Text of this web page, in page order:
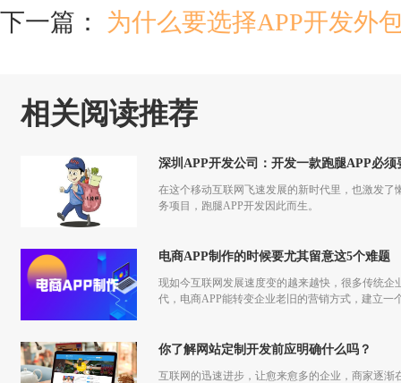
下一篇： 为什么要选择APP开发外
相关阅读推荐
深圳APP开发公司：开发一款跑腿APP必须
在这个移动互联网飞速发展的新时代里，也激发
务项目，跑腿APP开发因此而生。
电商APP制作的时候要尤其留意这5个难题
现如今互联网发展速度变的越来越快，很多传统
代，电商APP能转变企业老旧的营销方式，建立
你了解网站定制开发前应明确什么吗？
互联网的迅速进步，让愈来愈多的企业，商家逐